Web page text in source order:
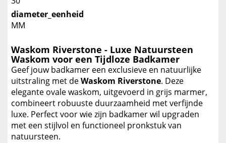
diameter_eenheid
MM
Waskom Riverstone - Luxe Natuursteen
Waskom voor een Tijdloze Badkamer
Geef jouw badkamer een exclusieve en natuurlijke
uitstraling met deWaskom Riverstone. Deze
elegante ovale waskom, uitgevoerd in grijs marmer,
combineert robuuste duurzaamheid met verfijnde
luxe. Perfect voor wie zijn badkamer wil upgraden
met een stijlvol en functioneel pronkstuk van
natuursteen.